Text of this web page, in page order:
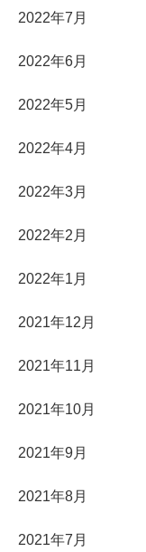
2022年7月
2022年6月
2022年5月
2022年4月
2022年3月
2022年2月
2022年1月
2021年12月
2021年11月
2021年10月
2021年9月
2021年8月
2021年7月